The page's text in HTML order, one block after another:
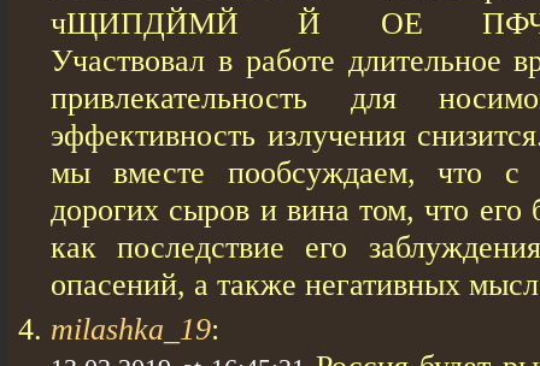
чЩИПДЙМЙ Й ОЕ
Участвовал в работе длительное
привлекательность для
эффективность излучения
мы вместе пообсуждаем, что с
дорогих сыров и вина том, что его
как последствие его
опасений, а также негативных
milashka_19: